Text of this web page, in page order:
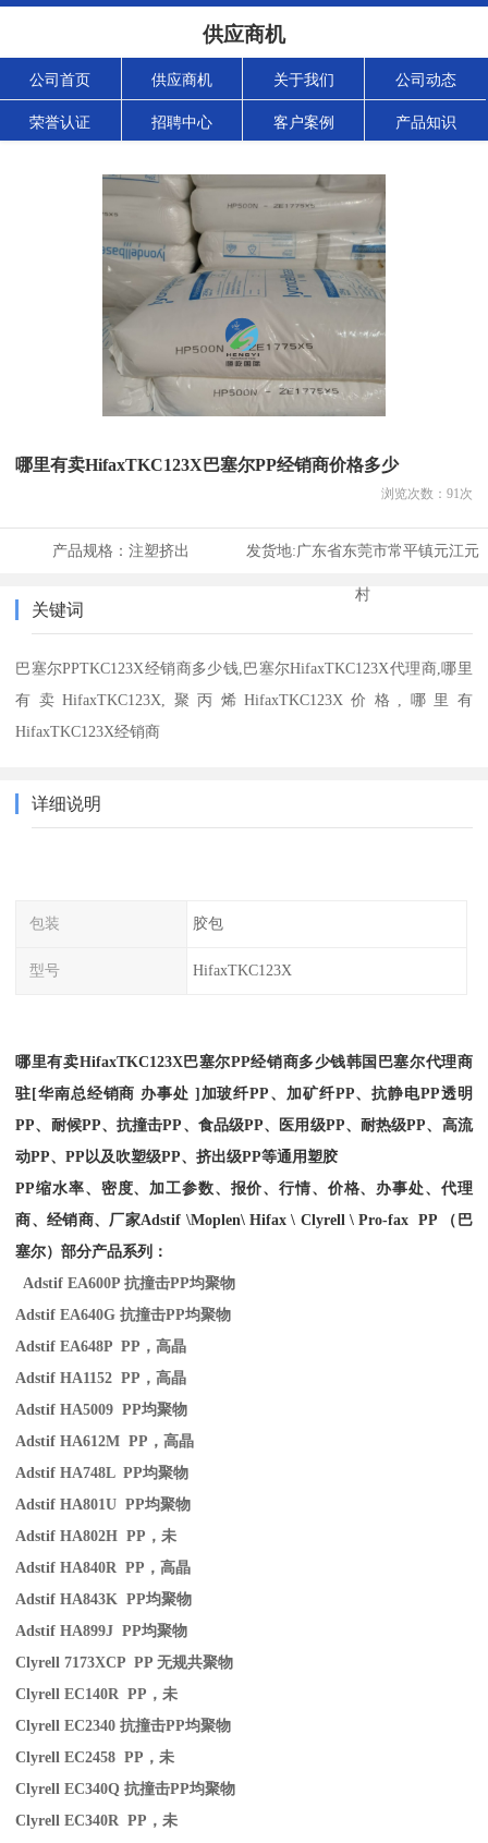
供应商机
公司首页 供应商机 关于我们 公司动态
荣誉认证 招聘中心 客户案例 产品知识
哪里有卖HifaxTKC123X巴塞尔PP经销商价格多少
浏览次数： 91次
产品规格： 注塑挤出 发货地:广东省东莞市常平镇元江元
村
关键词
巴塞尔PPTKC123X经销商多少钱,巴塞尔HifaxTKC123X代理商,哪里
有卖HifaxTKC123X,聚丙烯HifaxTKC123X价格,哪里有
HifaxTKC123X经销商
详细说明
包装 胶包
型号 HifaxTKC123X
哪里有卖HifaxTKC123X巴塞尔PP经销商多少钱韩国巴塞尔代理商
驻[华南总经销商 办事处 ]加玻纤PP、加矿纤PP、抗静电PP透明
PP、耐候PP、抗撞击PP、食品级PP、医用级PP、耐热级PP、高流
动PP、PP以及吹塑级PP、挤出级PP等通用塑胶
PP缩水率、密度、加工参数、报价、行情、价格、办事处、代理
商、经销商、厂家Adstif \Moplen\ Hifax \ Clyrell \ Pro-fax PP （巴
塞尔）部分产品系列：
Adstif EA600P抗撞击PP均聚物
Adstif EA640G抗撞击PP均聚物
Adstif EA648P PP ，高晶
Adstif HA1152 PP ，高晶
Adstif HA5009 PP均聚物
Adstif HA612M PP ，高晶
Adstif HA748L PP均聚物
Adstif HA801U PP均聚物
Adstif HA802H PP ，未
Adstif HA840R PP ，高晶
Adstif HA843K PP均聚物
Adstif HA899J PP均聚物
Clyrell 7173XCP PP无规共聚物
Clyrell EC140R PP ，未
Clyrell EC2340抗撞击PP均聚物
Clyrell EC2458 PP ，未
Clyrell EC340Q抗撞击PP均聚物
Clyrell EC340R PP ，未